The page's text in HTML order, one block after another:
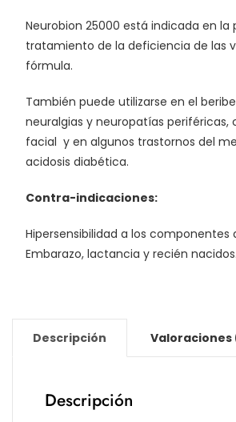
Neurobion 25000 está indicada en la
tratamiento de la deficiencia de las
fórmula.
También puede utilizarse en el
neuralgias y neuropatías periféricas,
facial y en algunos trastornos del
acidosis diabética.
Contra-indicaciones:
Hipersensibilidad a los componentes
Embarazo, lactancia y recién nacidos.
Descripción Valoraciones
Descripción